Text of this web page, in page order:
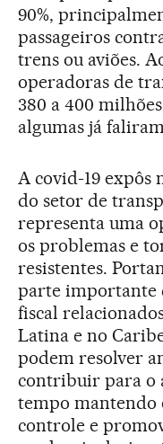
90%,
passageiros
trens ou aviões.
operadoras de
380 a 400
algumas já
A covid-19 expôs
do setor de
representa uma
os problemas e
resistentes.
parte importante
fiscal
Latina e no
podem resolver
contribuir para o
tempo mantendo
controle e